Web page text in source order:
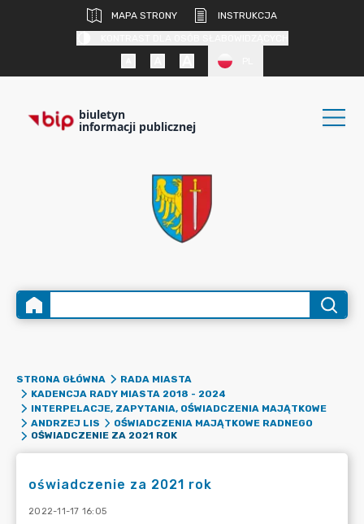
MAPA STRONY
INSTRUKCJA
biuletyn
informacji publicznej
STRONA GŁÓWNA
RADA MIASTA
KADENCJA RADY MIASTA 2018 - 2024
INTERPELACJE, ZAPYTANIA, OŚWIADCZENIA MAJĄTKOWE
ANDRZEJ LIS
OŚWIADCZENIA MAJĄTKOWE RADNEGO
OŚWIADCZENIE ZA 2021 ROK
oświadczenie za 2021 rok
2022-11-17 16:05